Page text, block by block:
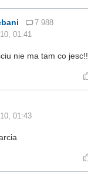
7 988
01:41
nie ma tam co jesc!!
01:43